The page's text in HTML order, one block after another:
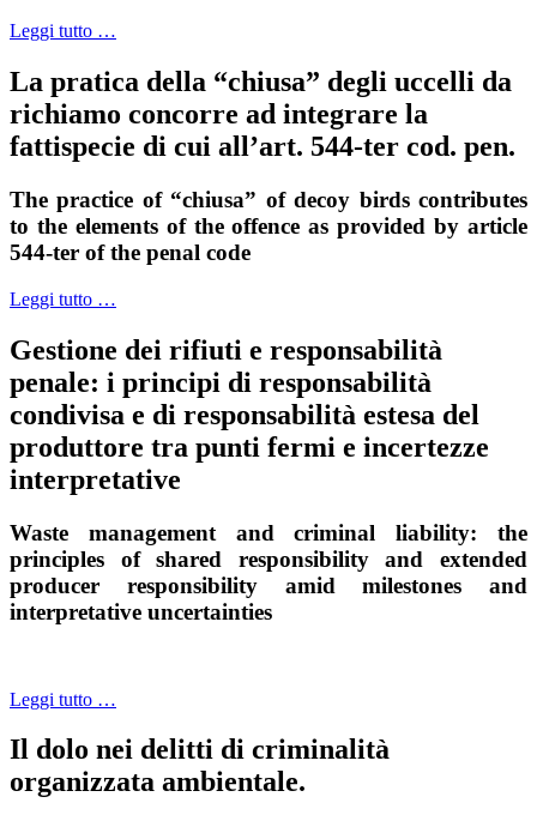
Leggi tutto …
La pratica della “chiusa” degli uccelli da
richiamo concorre ad integrare la
fattispecie di cui all’art. 544-ter cod. pen.
The practice of “chiusa” of decoy birds contributes
to the elements of the offence as provided by article
544-ter of the penal code
Leggi tutto …
Gestione dei rifiuti e responsabilità
penale: i principi di responsabilità
condivisa e di responsabilità estesa del
produttore tra punti fermi e incertezze
interpretative
Waste management and criminal liability: the
principles of shared responsibility and extended
producer responsibility amid milestones and
interpretative uncertainties
Leggi tutto …
Il dolo nei delitti di criminalità
organizzata ambientale.